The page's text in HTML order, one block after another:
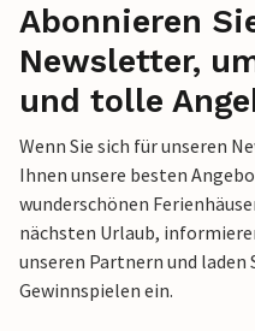
Abonnieren
Newsletter,
und tolle
Wenn Sie sich für unseren
Ihnen unsere besten
wunderschönen
nächsten Urlaub,
unseren Partnern und laden
Gewinnspielen ein.